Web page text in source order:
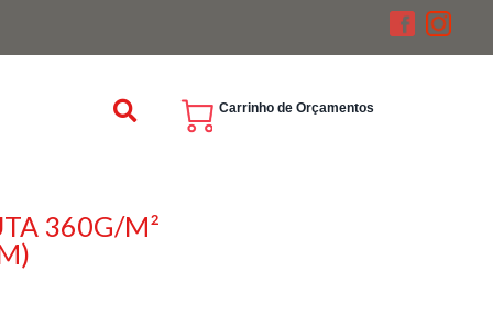
Carrinho de Orçamentos
360G/M²